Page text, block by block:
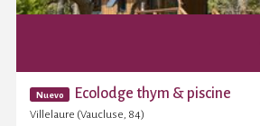
Nuevo Ecolodge thym & piscine
Villelaure (Vaucluse, 84)